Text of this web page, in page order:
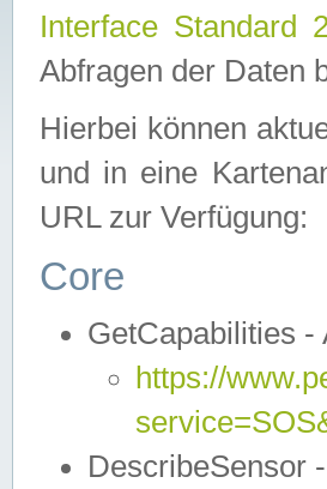
Interface Standard
Abfragen der Daten
Hierbei können
und in eine
URL zur Verfügung:
Core
GetCapabilities -
https://
DescribeSensor